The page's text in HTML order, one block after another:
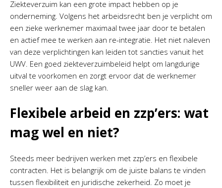
Ziekteverzuim kan een grote impact hebben op je
onderneming. Volgens het arbeidsrecht ben je verplicht om
een zieke werknemer maximaal twee jaar door te betalen
en actief mee te werken aan re-integratie. Het niet naleven
van deze verplichtingen kan leiden tot sancties vanuit het
UWV. Een goed ziekteverzuimbeleid helpt om langdurige
uitval te voorkomen en zorgt ervoor dat de werknemer
sneller weer aan de slag kan.
Flexibele arbeid en zzp’ers: wat
mag wel en niet?
Steeds meer bedrijven werken met zzp’ers en flexibele
contracten. Het is belangrijk om de juiste balans te vinden
tussen flexibiliteit en juridische zekerheid. Zo moet je